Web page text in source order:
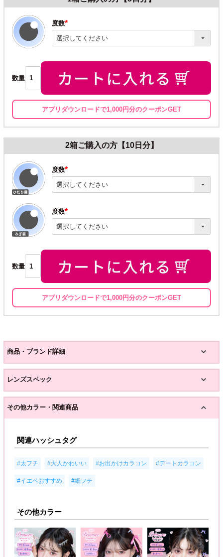
度数
(必
須)
数量
アプリダウンロードで1,000円分のクーポンGET
2箱ご購入の方【10日分】
度数
(必
須)
度数
(必
須)
数量
アプリダウンロードで1,000円分のクーポンGET
商品・ブランド詳細
レンズスペック
その他カラー・関連商品
関連ハッシュタグ
#太フチ #大人かわいい #お出かけカラコン #デートカラコン
#イエベおすすめ #細フチ
その他カラー